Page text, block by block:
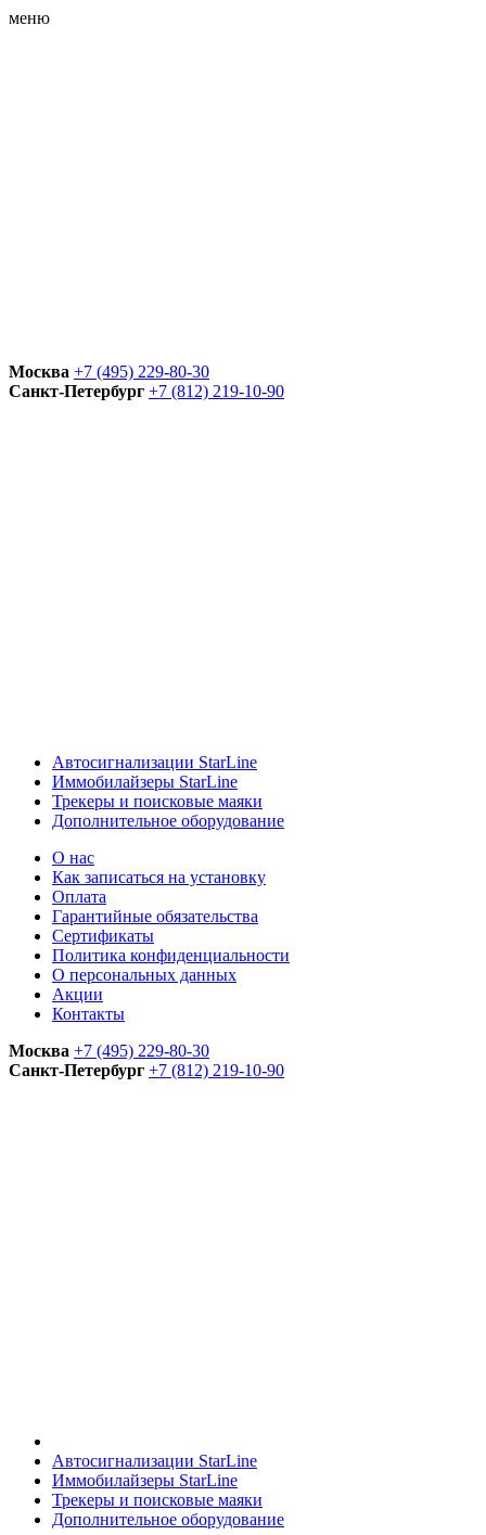
меню
Москва +7 (495) 229-80-30
Санкт-Петербург +7 (812) 219-10-90
Автосигнализации StarLine
Иммобилайзеры StarLine
Трекеры и поисковые маяки
Дополнительное оборудование
О нас
Как записаться на установку
Оплата
Гарантийные обязательства
Сертификаты
Политика конфиденциальности
О персональных данных
Акции
Контакты
Москва +7 (495) 229-80-30
Санкт-Петербург +7 (812) 219-10-90
Автосигнализации StarLine
Иммобилайзеры StarLine
Трекеры и поисковые маяки
Дополнительное оборудование